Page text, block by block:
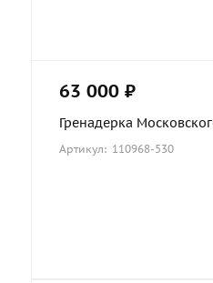
63 000 ₽
Гренадерка
Артикул: 110968-530